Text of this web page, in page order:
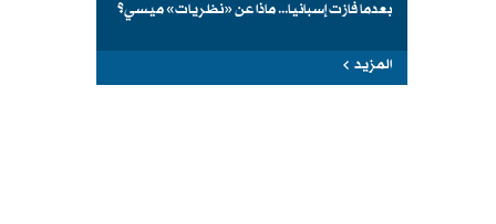
بعدما فازت إسبانيا... ماذا عن «نظريات» ميسي؟
المزيد